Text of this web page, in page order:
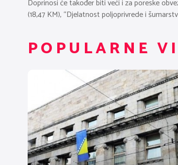
Doprinosi će također biti veći i za poreske
(18,47 KM), “Djelatnost poljoprivrede i
POPULARNE